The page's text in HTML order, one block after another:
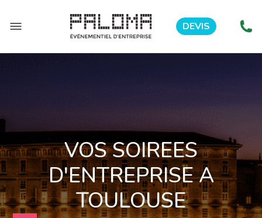
DEVIS
VOS SOIREES
D'ENTREPRISE A
TOULOUSE